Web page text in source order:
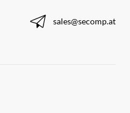
sales@secomp.at